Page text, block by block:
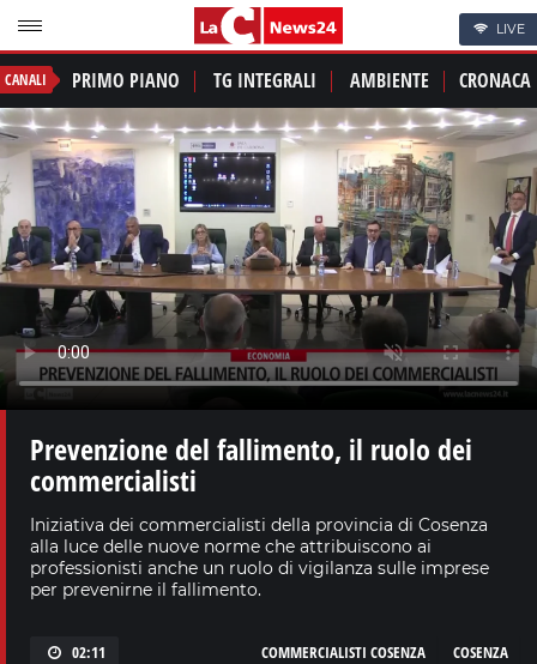
LIVE
CANALI PRIMO PIANO TG INTEGRALI AMBIENTE CRONACA
Prevenzione del fallimento, il ruolo dei
commercialisti
Iniziativa dei commercialisti della provincia di Cosenza
alla luce delle nuove norme che attribuiscono ai
professionisti anche un ruolo di vigilanza sulle imprese
per prevenirne il fallimento.
02:11 COSENZA
COMMERCIALISTI COSENZA